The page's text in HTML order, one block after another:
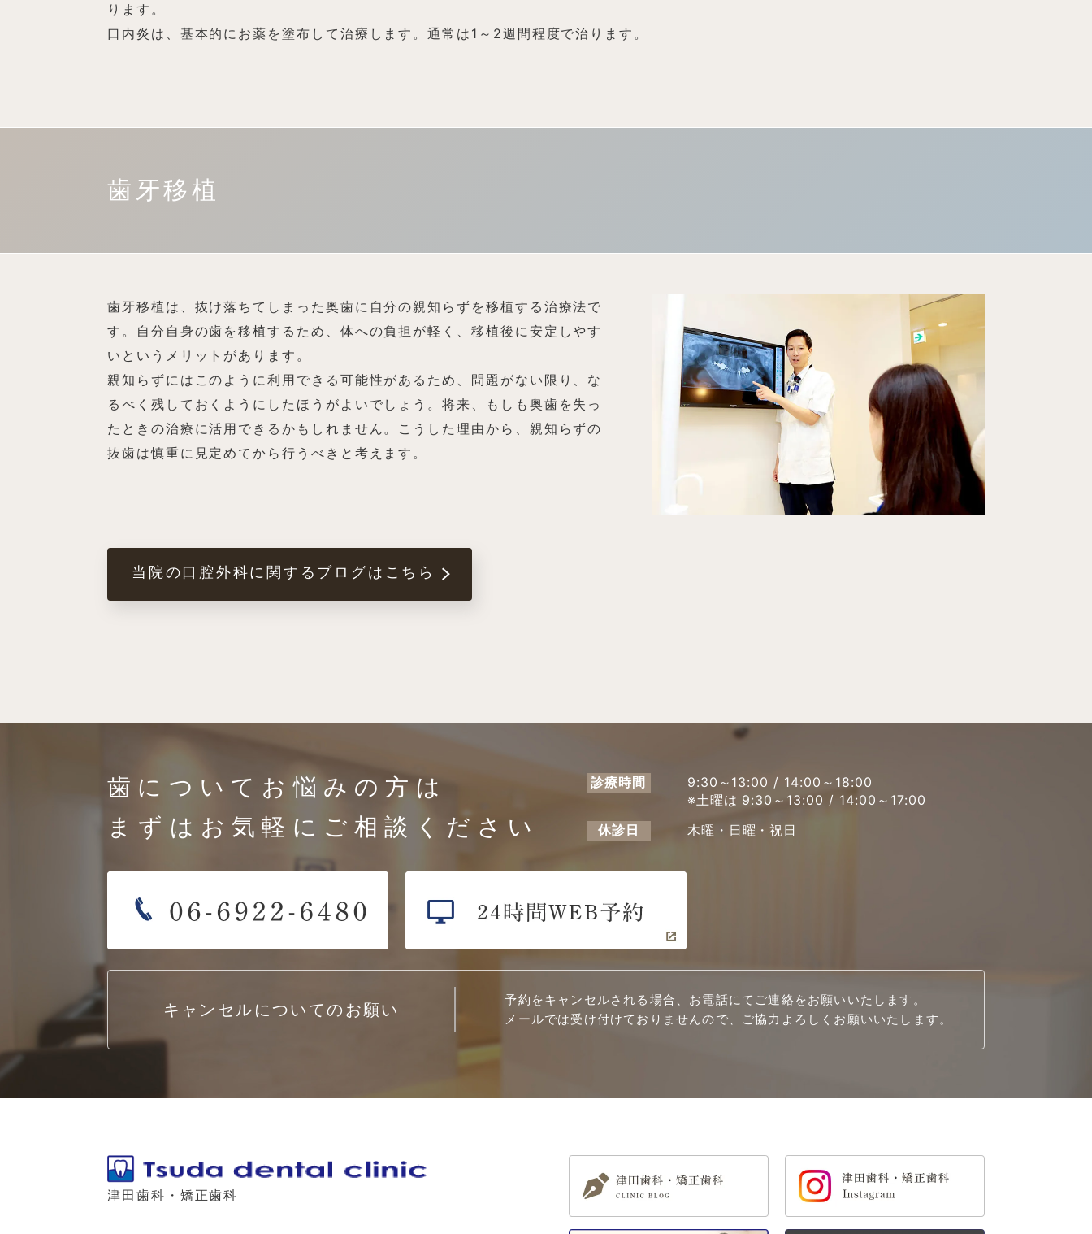
ります。
口内炎は、基本的にお薬を塗布して治療します。通常は1～2週間程度で治ります。
歯牙移植
歯牙移植は、抜け落ちてしまった奥歯に自分の親知らずを移植する治療法で
す。自分自身の歯を移植するため、体への負担が軽く、移植後に安定しやす
いというメリットがあります。
親知らずにはこのように利用できる可能性があるため、問題がない限り、な
るべく残しておくようにしたほうがよいでしょう。将来、もしも奥歯を失っ
たときの治療に活用できるかもしれません。こうした理由から、親知らずの
抜歯は慎重に見定めてから行うべきと考えます。
当院の口腔外科に関するブログはこちら
歯についてお悩みの方は
まずは お気軽にご相談ください
診療時間
9:30～13:00 / 14:00～18:00
※土曜は 9:30～13:00 / 14:00～17:00
休診日
木曜・日曜・祝日
キャンセルについてのお願い
予約をキャンセルされる場合、お電話にてご連絡をお願いいたします。
メールでは受け付けておりませんので、ご協力よろしくお願いいたします。
津田歯科・矯正歯科